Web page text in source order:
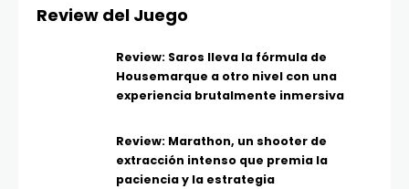
Review del Juego
Review: Saros lleva la fórmula de
Housemarque a otro nivel con una
experiencia brutalmente inmersiva
Review: Marathon, un shooter de
extracción intenso que premia la
paciencia y la estrategia